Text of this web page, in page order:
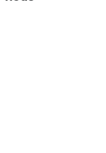
messagerie)